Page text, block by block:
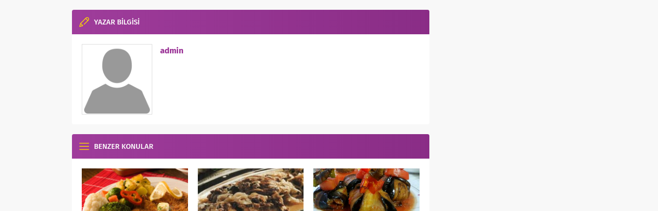
YAZAR BİLGİSİ
admin
BENZER KONULAR